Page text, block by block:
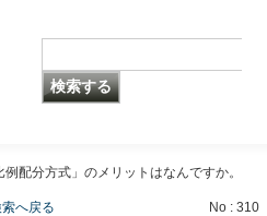
例配分方式」のメリットはなんですか。
へ戻る No : 310